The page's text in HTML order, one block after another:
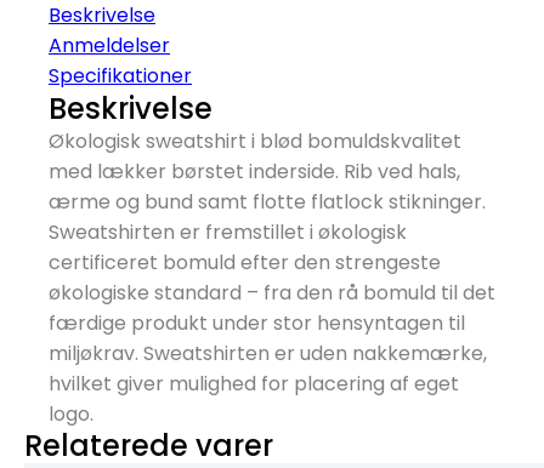
Beskrivelse
Anmeldelser
Specifikationer
Beskrivelse
Økologisk sweatshirt i blød bomuldskvalitet
med lækker børstet inderside. Rib ved hals,
ærme og bund samt flotte flatlock stikninger.
Sweatshirten er fremstillet i økologisk
certificeret bomuld efter den strengeste
økologiske standard – fra den rå bomuld til det
færdige produkt under stor hensyntagen til
miljøkrav. Sweatshirten er uden nakkemærke,
hvilket giver mulighed for placering af eget
logo.
Relaterede varer